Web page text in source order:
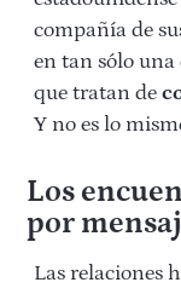
compañía de
en tan sólo una
que tratan de
Y no es lo
Los
por
Las relaciones